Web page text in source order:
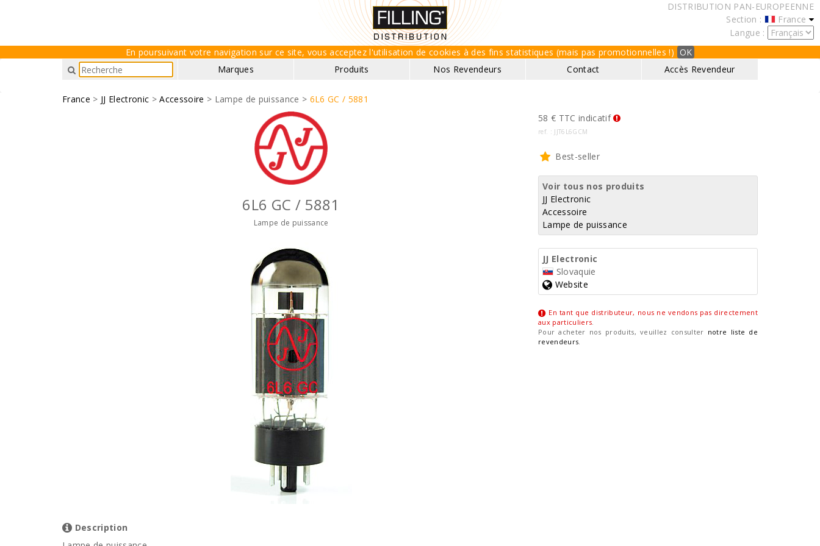
DISTRIBUTION PAN-EUROPEENNE
Section :
France
Langue :
En poursuivant votre navigation sur ce site, vous acceptez l'utilisation de cookies à des fins statistiques (mais pas promotionnelles !) OK
Marques
Produits Nos Revendeurs Contact Accès Revendeur
France > JJ Electronic >Accessoire > Lampe de puissance > 6L6 GC / 5881
6L6 GC / 5881
Lampe de puissance
Description
58 € TTC indicatif
ref. : JJT6L6GCM
Best-seller
Voir tous nos produits
JJ Electronic
Accessoire
Lampe de puissance
JJ Electronic
Slovaquie
Website
En tant que distributeur, nous ne vendons pas directement
aux particuliers.
Pour acheter nos produits, veuillez consulter notre liste de
revendeurs.